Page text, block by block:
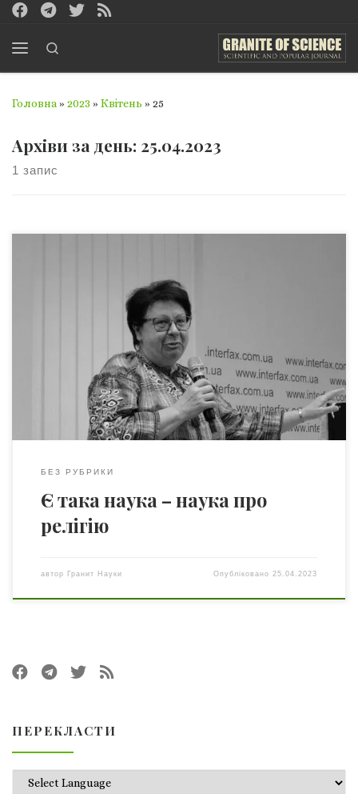
Перейти до вмісту
Головна» 2023 » Квітень » 25
Архіви за день: 25.04.2023
1 запис
Филипович, у якій вона порушує питання пов’язані з
релігієзнавством в Україні, проте озвучені нею проблеми
не обходять стороною й інші науки…Статтю можна
прочитати російською Людмила Филипович –
релігієзнавиця, докторка філософських наук, провідна
наукова співробітниця Відділу релігієзнавства Інституту
філософії імені Г. С. Сковороди НАН України, професорка
БЕЗ РУБРИКИ
Є така наука – наука про
релігію
автор Гранит Науки Опубліковано 25.04.2023
ПЕРЕКЛАСТИ